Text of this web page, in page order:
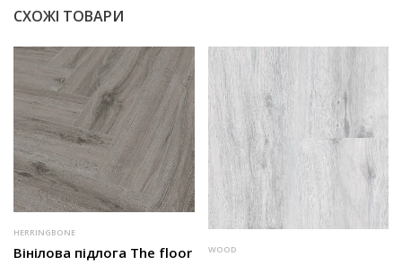
СХОЖІ ТОВАРИ
HERRINGBONE
Вінілова підлога The floor
WOOD